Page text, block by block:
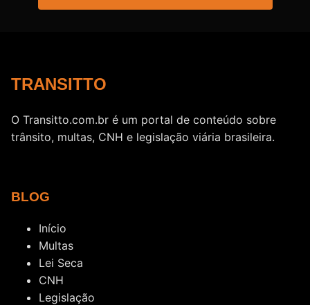
TRANSITTO
O Transitto.com.br é um portal de conteúdo sobre
trânsito, multas, CNH e legislação viária brasileira.
BLOG
Início
Multas
Lei Seca
CNH
Legislação